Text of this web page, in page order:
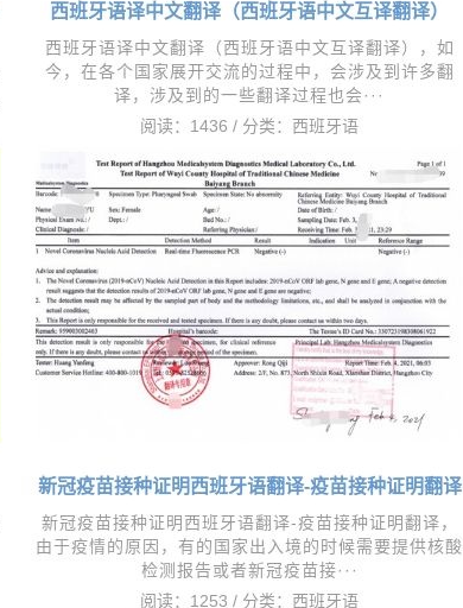
西班牙语译中文翻译（西班牙语中文互译翻译）
西班牙语译中文翻译（西班牙语中文互译翻译），如
今，在各个国家展开交流的过程中，会涉及到许多翻
译，涉及到的一些翻译过程也会···
阅读：1436 / 分类： 西班牙语
新冠疫苗接种证明西班牙语翻译-疫苗接种证明翻译
新冠疫苗接种证明西班牙语翻译-疫苗接种证明翻译，​
由于疫情的原因，有的国家出入境的时候需要提供核酸
检测报告或者新冠疫苗接···
阅读：1253 / 分类： 西班牙语